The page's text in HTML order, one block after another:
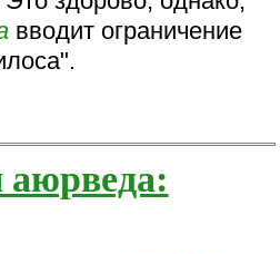
вводит ограничение
аюрведа: